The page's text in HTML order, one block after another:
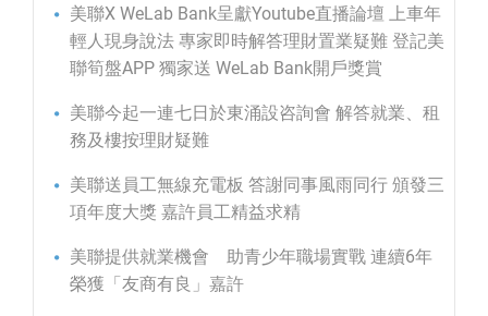
美聯X WeLab Bank呈獻Youtube直播論壇 上車年
輕人現身說法 專家即時解答理財置業疑難 登記美
聯筍盤APP 獨家送 WeLab Bank開戶獎賞
美聯今起一連七日於東涌設咨詢會 解答就業、租
務及樓按理財疑難
美聯送員工無線充電板 答謝同事風雨同行 頒發三
項年度大獎 嘉許員工精益求精
美聯提供就業機會 助青少年職場實戰 連續6年
榮獲「友商有良」嘉許